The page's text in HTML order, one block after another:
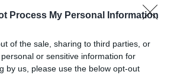
Process My Personal Information
of the sale, sharing to third parties, or
or sensitive information for
by us, please use the below opt-out